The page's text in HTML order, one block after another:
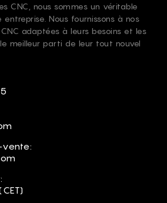
CNC, nous sommes un véritable
Nous fournissons à nos
adaptées à leurs besoins et les
meilleur parti de leur tout nouvel